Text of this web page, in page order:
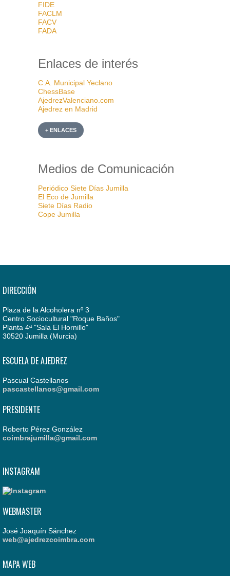
FIDE
FACLM
FACV
FADA
Enlaces de interés
C.A. Municipal Yeclano
ChessBase
AjedrezValenciano.com
Ajedrez en Madrid
+ ENLACES
Medios de Comunicación
Periódico Siete Días Jumilla
El Eco de Jumilla
Siete Días Radio
Cope Jumilla
DIRECCIÓN
Plaza de la Alcoholera nº 3
Centro Sociocultural "Roque Baños"
Planta 4ª "Sala El Hornillo"
30520 Jumilla (Murcia)
ESCUELA DE AJEDREZ
Pascual Castellanos
pascastellanos@gmail.com
PRESIDENTE
Roberto Pérez González
coimbrajumilla@gmail.com
INSTAGRAM
WEBMASTER
José Joaquín Sánchez
web@ajedrezcoimbra.com
MAPA WEB